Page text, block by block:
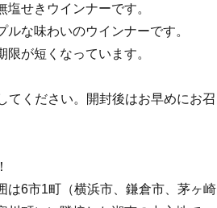
せきウインナーです。
な味わいのウインナーです。
が短くなっています。
ください。開封後はお早めにお召
は6市1町（横浜市、鎌倉市、茅ヶ崎